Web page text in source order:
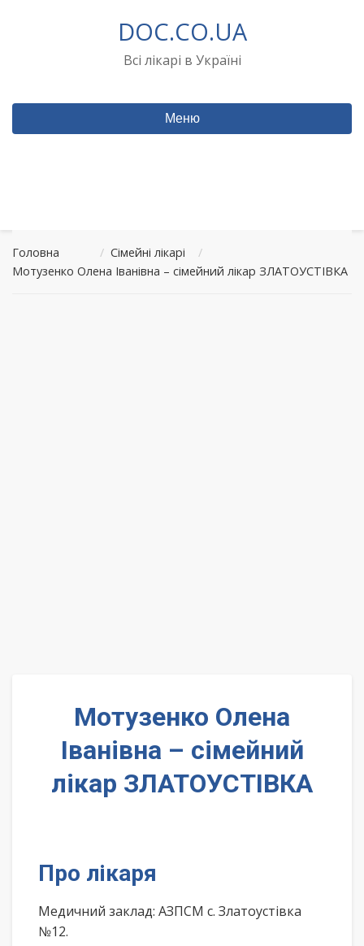
DOC.CO.UA
Всі лікарі в Україні
Меню
Головна / Сімейні лікарі
/
Мотузенко Олена Іванівна – сімейний лікар ЗЛАТОУСТІВКА
Мотузенко Олена
Іванівна – сімейний
лікар ЗЛАТОУСТІВКА
Про лікаря
Медичний заклад: АЗПСМ с. Златоустівка
№12.